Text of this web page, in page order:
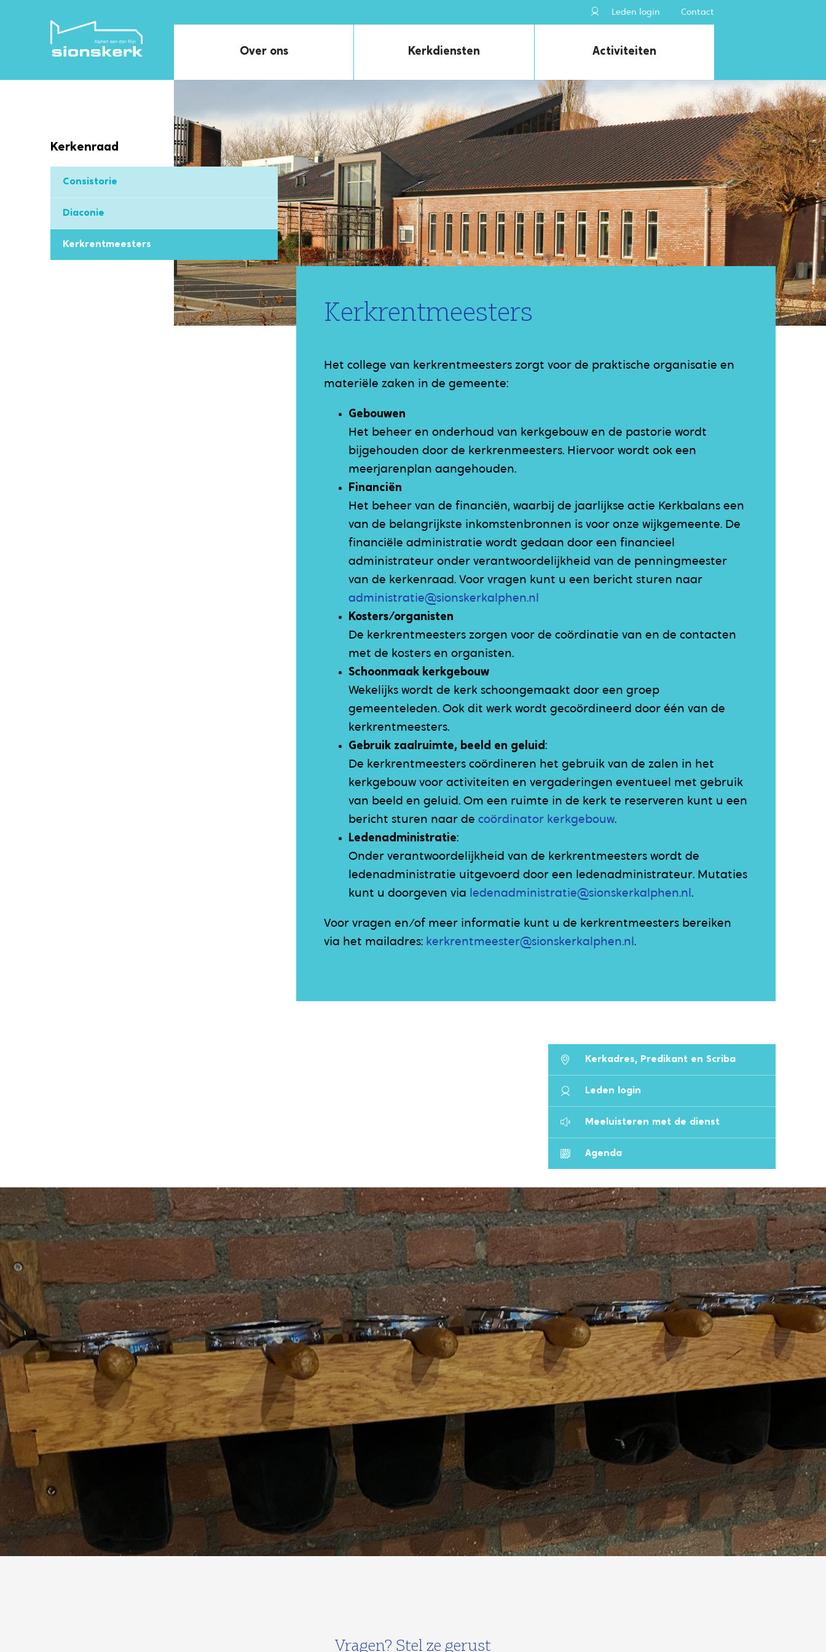
Leden login Contact
Over ons Kerkdiensten Activiteiten
Kerkenraad
Consistorie
Diaconie
Kerkrentmeesters
Kerkrentmeesters
Het college van kerkrentmeesters zorgt voor de praktische organisatie en
materiële zaken in de gemeente:
Gebouwen
Het beheer en onderhoud van kerkgebouw en de pastorie wordt
bijgehouden door de kerkrenmeesters. Hiervoor wordt ook een
meerjarenplan aangehouden.
Financiën
Het beheer van de financiën, waarbij de jaarlijkse actie Kerkbalans een
van de belangrijkste inkomstenbronnen is voor onze wijkgemeente. De
financiële administratie wordt gedaan door een financieel
administrateur onder verantwoordelijkheid van de penningmeester
van de kerkenraad. Voor vragen kunt u een bericht sturen naar
administratie@sionskerkalphen.nl
Kosters/organisten
De kerkrentmeesters zorgen voor de coördinatie van en de contacten
met de kosters en organisten.
Schoonmaak kerkgebouw
Wekelijks wordt de kerk schoongemaakt door een groep
gemeenteleden. Ook dit werk wordt gecoördineerd door één van de
kerkrentmeesters.
Gebruik zaalruimte, beeld en geluid:
De kerkrentmeesters coördineren het gebruik van de zalen in het
kerkgebouw voor activiteiten en vergaderingen eventueel met gebruik
van beeld en geluid. Om een ruimte in de kerk te reserveren kunt u een
bericht sturen naar de coördinator kerkgebouw.
Ledenadministratie:
Onder verantwoordelijkheid van de kerkrentmeesters wordt de
ledenadministratie uitgevoerd door een ledenadministrateur. Mutaties
kunt u doorgeven via ledenadministratie@sionskerkalphen.nl.
Voor vragen en/of meer informatie kunt u de kerkrentmeesters bereiken
via het mailadres: kerkrentmeester@sionskerkalphen.nl.
Kerkadres, Predikant en Scriba
Leden login
Meeluisteren met de dienst
Agenda
Vragen? Stel ze gerust